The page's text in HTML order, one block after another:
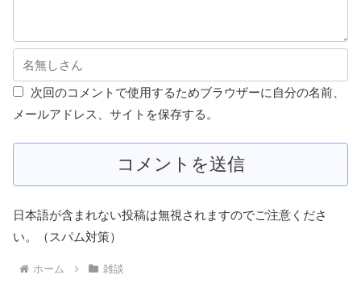
次回のコメントで使用するためブラウザーに自分の名前、
メールアドレス、サイトを保存する。
日本語が含まれない投稿は無視されますのでご注意くださ
い。（スパム対策）
ホーム 雑談